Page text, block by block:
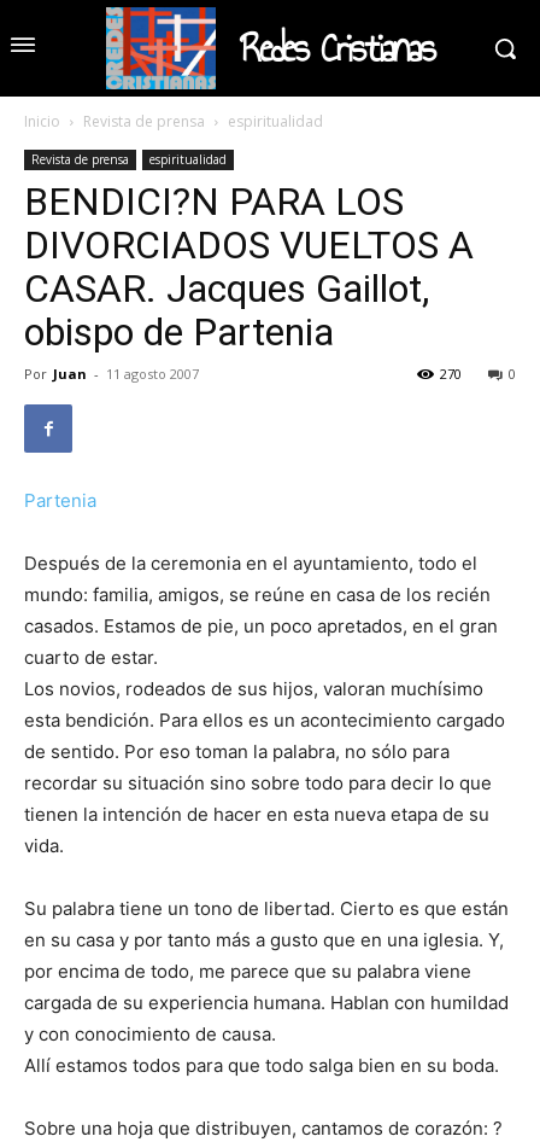
Redes Cristianas
Inicio Revista de prensa espiritualidad
Revista de prensa espiritualidad
BENDICI?N PARA LOS
DIVORCIADOS VUELTOS A
CASAR. Jacques Gaillot,
obispo de Partenia
Por Juan - 11 agosto 2007 0
270
Partenia
Después de la ceremonia en el ayuntamiento, todo el
mundo: familia, amigos, se reúne en casa de los recién
casados. Estamos de pie, un poco apretados, en el gran
cuarto de estar.
Los novios, rodeados de sus hijos, valoran muchísimo
esta bendición. Para ellos es un acontecimiento cargado
de sentido. Por eso toman la palabra, no sólo para
recordar su situación sino sobre todo para decir lo que
tienen la intención de hacer en esta nueva etapa de su
vida.
Su palabra tiene un tono de libertad. Cierto es que están
en su casa y por tanto más a gusto que en una iglesia. Y,
por encima de todo, me parece que su palabra viene
cargada de su experiencia humana. Hablan con humildad
y con conocimiento de causa.
Allí estamos todos para que todo salga bien en su boda.
Sobre una hoja que distribuyen, cantamos de corazón: ?